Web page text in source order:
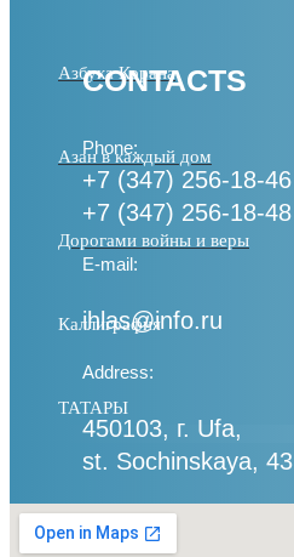
Азбука Корана
Азан в каждый дом
Дорогами войны и веры
Каллиграфия
ТАТАРЫ
CONTACTS
Phone:
+7 (347) 256-18-46
+7 (347) 256-18-48
E-mail:
ihlas@info.ru
Address:
450103, г. Ufa,
st. Sochinskaya, 43